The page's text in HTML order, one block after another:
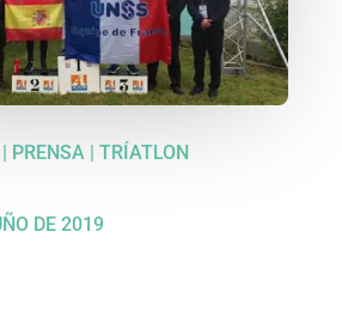
| PRENSA | TRÍATLON
DE 2019